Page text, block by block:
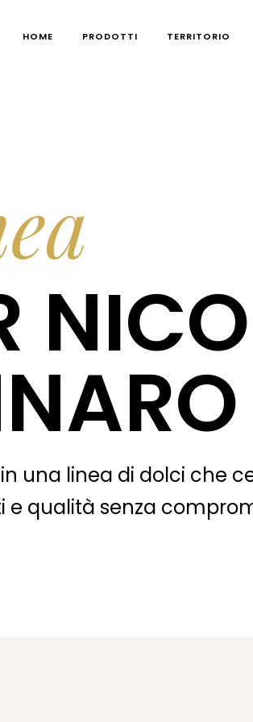
HOME PRODOTTI TERRITORIO
una linea di dolci che
qualità senza